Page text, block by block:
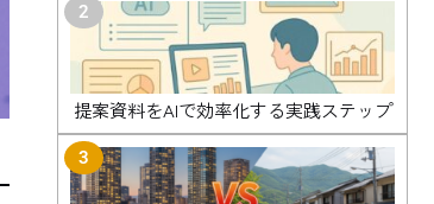
2
提案資料をAIで効率化する実践ステップ
3